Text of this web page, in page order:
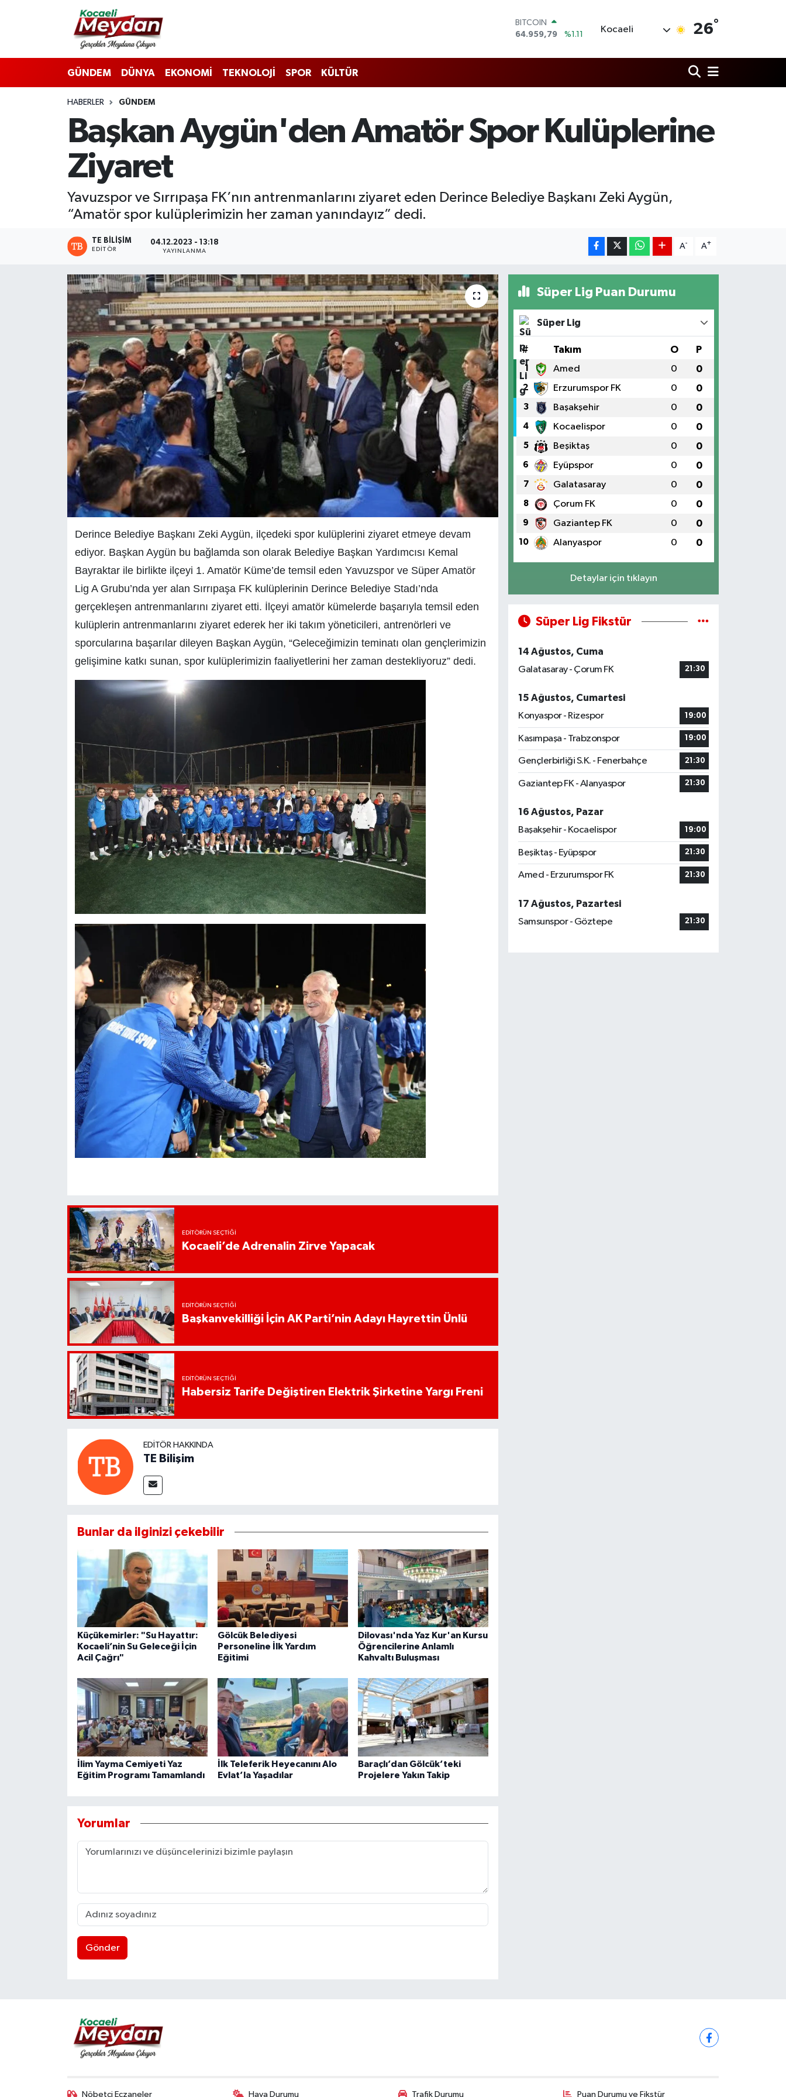
DOLAR
47,7436
%0.18
55,2510
%0.32
BİST100
13.779
%-14
BITCOIN
Kocaeli 26°
GÜNDEM DÜNYA EKONOMİ TEKNOLOJİ SPOR KÜLTÜR
HABERLER GÜNDEM
Başkan Aygün'den Amatör Spor Kulüplerine
Ziyaret
Yavuzspor ve Sırrıpaşa FK’nın antrenmanlarını ziyaret eden Derince Belediye Başkanı Zeki Aygün,
“Amatör spor kulüplerimizin her zaman yanındayız” dedi.
TE BILIŞIM
EDITÖR
04.12.2023 - 13:18
YAYINLANMA
A- A+
Derince Belediye Başkanı Zeki Aygün, ilçedeki spor kulüplerini ziyaret etmeye devam
ediyor. Başkan Aygün bu bağlamda son olarak Belediye Başkan Yardımcısı Kemal
Bayraktar ile birlikte ilçeyi 1. Amatör Küme’de temsil eden Yavuzspor ve Süper Amatör
Lig A Grubu’nda yer alan Sırrıpaşa FK kulüplerinin Derince Belediye Stadı’nda
gerçekleşen antrenmanlarını ziyaret etti. İlçeyi amatör kümelerde başarıyla temsil eden
kulüplerin antrenmanlarını ziyaret ederek her iki takım yöneticileri, antrenörleri ve
sporcularına başarılar dileyen Başkan Aygün, “Geleceğimizin teminatı olan gençlerimizin
gelişimine katkı sunan, spor kulüplerimizin faaliyetlerini her zaman destekliyoruz” dedi.
EDITÖRÜN SEÇTIĞI
Kocaeli’de Adrenalin Zirve Yapacak
EDITÖRÜN SEÇTIĞI
Başkanvekilliği İçin AK Parti’nin Adayı Hayrettin Ünlü
EDITÖRÜN SEÇTIĞI
Habersiz Tarife Değiştiren Elektrik Şirketine Yargı Freni
EDITÖR HAKKINDA
TE Bilişim
Bunlar da ilginizi çekebilir
Küçükemirler: "Su Hayattır:
Kocaeli’nin Su Geleceği İçin
Acil Çağrı"
Gölcük Belediyesi
Personeline İlk Yardım
Eğitimi
Dilovası'nda Yaz Kur'an Kursu
Öğrencilerine Anlamlı
Kahvaltı Buluşması
İlim Yayma Cemiyeti Yaz
Eğitim Programı Tamamlandı
İlk Teleferik Heyecanını Alo
Evlat’la Yaşadılar
Baraçlı’dan Gölcük’teki
Projelere Yakın Takip
Yorumlar
Gönder
Süper Lig Puan Durumu
Süper Lig
# Takım O P
1 Amed 0 0
2 Erzurumspor FK 0 0
3 Başakşehir 0 0
4 Kocaelispor 0 0
5 Beşiktaş 0 0
6 Eyüpspor 0 0
7 Galatasaray 0 0
8 Çorum FK 0 0
9 Gaziantep FK 0 0
10 Alanyaspor 0 0
Detaylar için tıklayın
Süper Lig Fikstür
14 Ağustos, Cuma
Galatasaray - Çorum FK
21:30
15 Ağustos, Cumartesi
Konyaspor - Rizespor
19:00
Kasımpaşa - Trabzonspor 19:00
Gençlerbirliği S.K. - Fenerbahçe 21:30
Gaziantep FK - Alanyaspor 21:30
16 Ağustos, Pazar
Başakşehir - Kocaelispor
19:00
Beşiktaş - Eyüpspor 21:30
Amed - Erzurumspor FK 21:30
17 Ağustos, Pazartesi
Samsunspor - Göztepe
21:30
Nöbetçi Eczaneler Hava Durumu Trafik Durumu Puan Durumu ve Fikstür
Nöbetçi Eczaneler
Hava Durumu
Trafik Durumu
Süper Lig Puan Durumu ve Fikstür
Tüm Manşetler
Son Dakika Haberleri